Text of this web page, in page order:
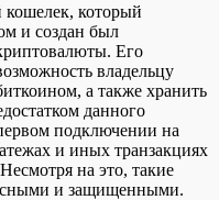
который
и создан был
Его
владельцу
а также хранить
данного
подключении на
и иных транзакциях
на это, такие
и защищенными.